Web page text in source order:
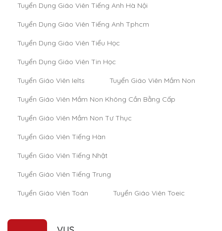
Tuyển Dụng Giáo Viên Tiếng Anh Hà Nội
Tuyển Dụng Giáo Viên Tiếng Anh Tphcm
Tuyển Dụng Giáo Viên Tiểu Học
Tuyển Dụng Giáo Viên Tin Học
Tuyển Giáo Viên Ielts Tuyển Giáo Viên Mầm Non
Tuyển Giáo Viên Mầm Non Không Cần Bằng Cấp
Tuyển Giáo Viên Mầm Non Tư Thục
Tuyển Giáo Viên Tiếng Hàn
Tuyển Giáo Viên Tiếng Nhật
Tuyển Giáo Viên Tiếng Trung
Tuyển Giáo Viên Toán Tuyển Giáo Viên Toeic